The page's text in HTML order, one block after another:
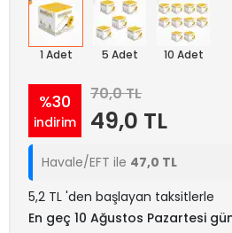
1 Adet 5 Adet 10 Adet
%30
indirim
70,0 TL
49,0 TL
Havale/EFT ile 47,0 TL
5,2 TL 'den başlayan taksitlerle
En geç 10 Ağustos Pazartesi